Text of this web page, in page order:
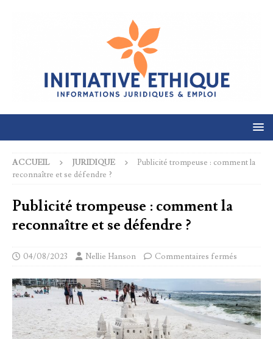
ACCUEIL JURIDIQUE
Publicité trompeuse : comment la
reconnaître et se défendre ?
Publicité trompeuse : comment la
reconnaître et se défendre ?
04/08/2023 Nellie Hanson Commentaires fermés